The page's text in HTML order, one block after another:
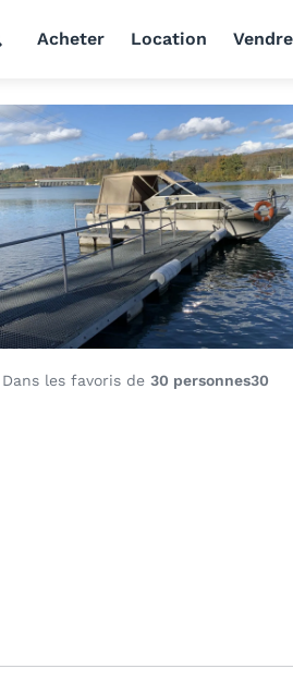
Acheter Location Vendre
Dans les favoris de 30 personnes30